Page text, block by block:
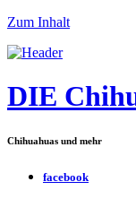
Zum Inhalt
DIE
Chihuahuas und mehr
facebook